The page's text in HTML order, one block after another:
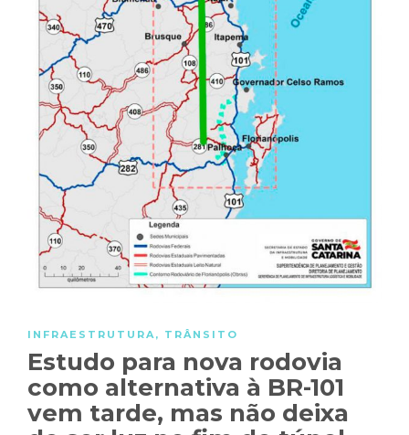
INFRAESTRUTURA, TRÂNSITO
Estudo para nova rodovia
como alternativa à BR-101
vem tarde, mas não deixa